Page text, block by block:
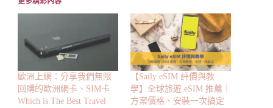
歐洲上網：分享我們無限
回購的歐洲網卡、SIM卡
Which is The Best Travel
【Saily eSIM 評價與教
學】全球旅遊 eSIM 推薦｜
方案價格、安裝一次搞定